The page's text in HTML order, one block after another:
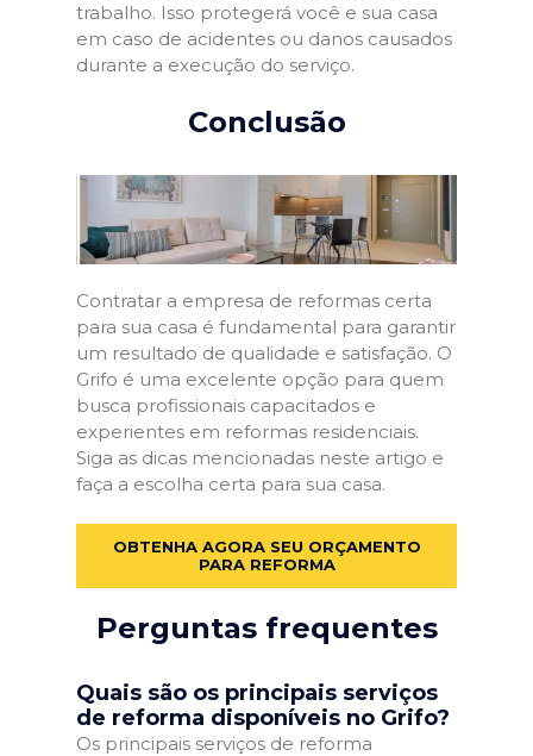
trabalho. Isso protegerá você e sua casa
em caso de acidentes ou danos causados
durante a execução do serviço.
Conclusão
Contratar a empresa de reformas certa
para sua casa é fundamental para garantir
um resultado de qualidade e satisfação. O
Grifo é uma excelente opção para quem
busca profissionais capacitados e
experientes em reformas residenciais.
Siga as dicas mencionadas neste artigo e
faça a escolha certa para sua casa.
OBTENHA AGORA SEU ORÇAMENTO
PARA REFORMA
Perguntas frequentes
Quais são os principais serviços
de reforma disponíveis no Grifo?
Os principais serviços de reforma